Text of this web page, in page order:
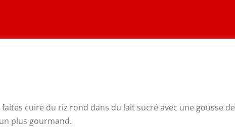
cuire du riz rond dans du lait sucré avec une gousse
plus gourmand.